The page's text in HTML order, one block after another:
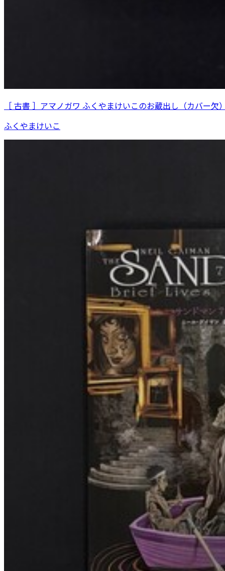
［ 古書 ］アマノガワ ふくやまけいこのお蔵出し（カバー欠
ふくやまけいこ